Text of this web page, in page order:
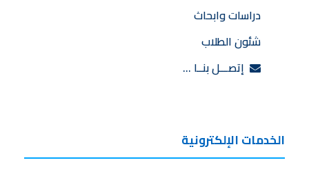
دراسات وابحاث
شئون الطلاب
إتصـــل بنــا …
الخدمات الإلكترونية